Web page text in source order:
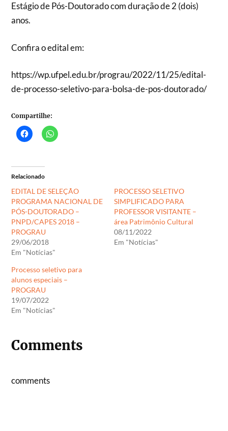
Estágio de Pós-Doutorado com duração de 2 (dois)
anos.
Confira o edital em:
https://wp.ufpel.edu.br/prograu/2022/11/25/edital-
de-processo-seletivo-para-bolsa-de-pos-doutorado/
Compartilhe:
Relacionado
EDITAL DE SELEÇÃO
PROGRAMA NACIONAL DE
PÓS-DOUTORADO –
PNPD/CAPES 2018 –
PROGRAU
29/06/2018
Em "Notícias"
PROCESSO SELETIVO
SIMPLIFICADO PARA
PROFESSOR VISITANTE –
área Patrimônio Cultural
08/11/2022
Em "Notícias"
Processo seletivo para
alunos especiais –
PROGRAU
19/07/2022
Em "Notícias"
Comments
comments